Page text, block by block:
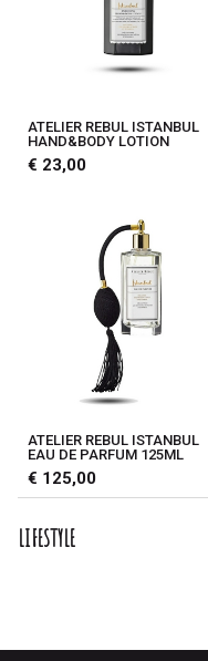
ATELIER REBUL ISTANBUL
HAND&BODY LOTION
€ 23,00
ATELIER REBUL ISTANBUL
EAU DE PARFUM 125ML
€ 125,00
LIFESTYLE